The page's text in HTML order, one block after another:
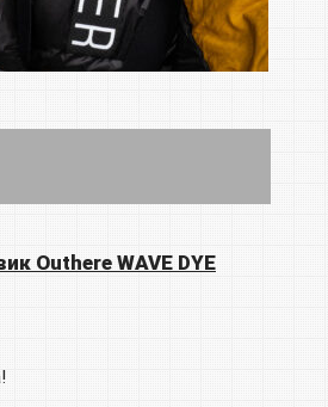
Outhere WAVE DYE